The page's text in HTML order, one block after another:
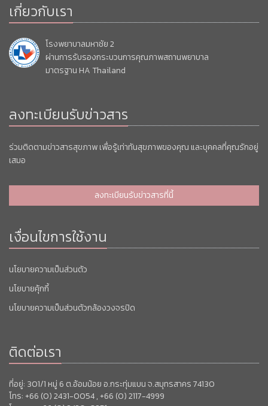
เกี่ยวกับเรา
โรงพยาบาลมหาชัย 2
ผ่านการรับรองกระบวนการคุณภาพสถานพยาบาล
มาตรฐาน HA Thailand
ลงทะเบียนรับข่าวสาร
ร่วมติดตามข่าวสารสุขภาพ เพื่อรู้เท่าทันสุขภาพของคุณ และบุคคลที่คุณรักอยู่
เสมอ
ลงทะเบียนรับข่าวสารที่นี้
เงื่อนไขการใช้งาน
นโยบายความเป็นส่วนตัว
นโยบายคุ้กกี้
นโยบายความเป็นส่วนตัวกล้องวงจรปิด
ติดต่อเรา
ที่อยู่: 301/1 หมู่ 6 ต.อ้อมน้อย อ.กระทุ่มแบน จ.สมุทรสาคร 74130
โทร: +66 (0) 2431-0054 , +66 (0) 2117-4999